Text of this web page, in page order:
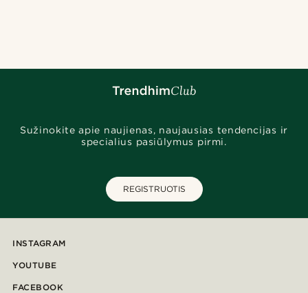
Sužinokite apie naujienas, naujausias tendencijas ir
specialius pasiūlymus pirmi.
REGISTRUOTIS
INSTAGRAM
YOUTUBE
FACEBOOK